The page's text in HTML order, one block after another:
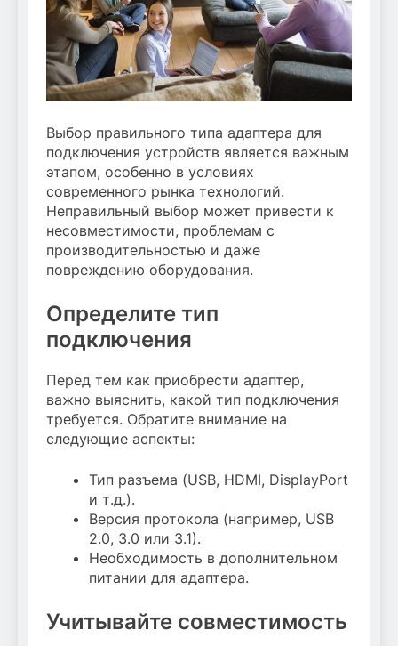
Выбор правильного типа адаптера для
подключения устройств является важным
этапом, особенно в условиях
современного рынка технологий.
Неправильный выбор может привести к
несовместимости, проблемам с
производительностью и даже
повреждению оборудования.
Определите тип
подключения
Перед тем как приобрести адаптер,
важно выяснить, какой тип подключения
требуется. Обратите внимание на
следующие аспекты:
Тип разъема (USB, HDMI, DisplayPort
и т.д.).
Версия протокола (например, USB
2.0, 3.0 или 3.1).
Необходимость в дополнительном
питании для адаптера.
Учитывайте совместимость